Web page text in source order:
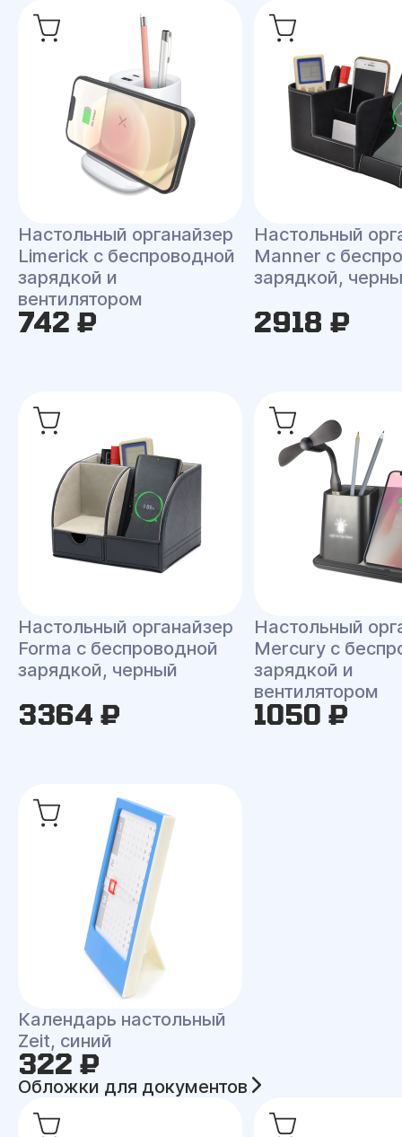
Настольный органайзер
Limerick c беспроводной
зарядкой и
вентилятором
742 ₽
Настольный
Manner c
зарядкой,
2918 ₽
Настольный органайзер
Forma c беспроводной
зарядкой, черный
3364 ₽
Настольный
Mercury c
зарядкой и
вентилятором
1050 ₽
Календарь настольный
Zeit, синий
322 ₽
Обложки для документов